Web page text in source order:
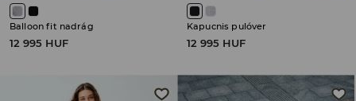
Balloon fit nadrág
12 995 HUF
Kapucnis pulóver
12 995 HUF